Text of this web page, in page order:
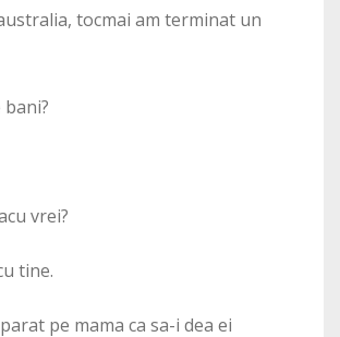
tocmai am terminat un
bani?
vrei?
tine.
pe mama ca sa-i dea ei